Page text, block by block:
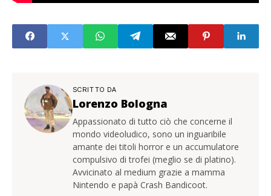
SCRITTO DA
Lorenzo Bologna
Appassionato di tutto ciò che concerne il
mondo videoludico, sono un inguaribile
amante dei titoli horror e un accumulatore
compulsivo di trofei (meglio se di platino).
Avvicinato al medium grazie a mamma
Nintendo e papà Crash Bandicoot.